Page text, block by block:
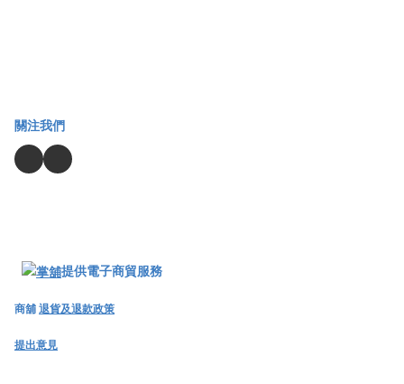
關注我們
提供電子商貿服務
商舖退貨及退款政策
提出意見